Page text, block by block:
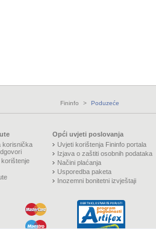
Fininfo > Poduzeće
korisnička
Opći uvjeti poslovanja
Uvjeti korištenja Fininfo portala
Izjava o zaštiti osobnih podataka
Načini plaćanja
Usporedba paketa
Inozemni bonitetni izvještaji